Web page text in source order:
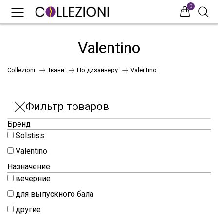
0
НОВИНКИ
Valentino
Collezioni Ткани По дизайнеру Valentino
Фильтр товаров
Бренд
Solstiss
Valentino
Назначение
вечерние
для выпускного бала
другие